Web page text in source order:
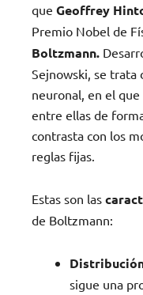
que Geoffrey
Premio Nobel de
Boltzmann.
Sejnowski, se trata
neuronal, en el
entre ellas de
contrasta con los
reglas fijas.
Estas son las
de Boltzmann:
sigue una